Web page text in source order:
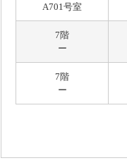
A701号室
7階
ー
7階
ー